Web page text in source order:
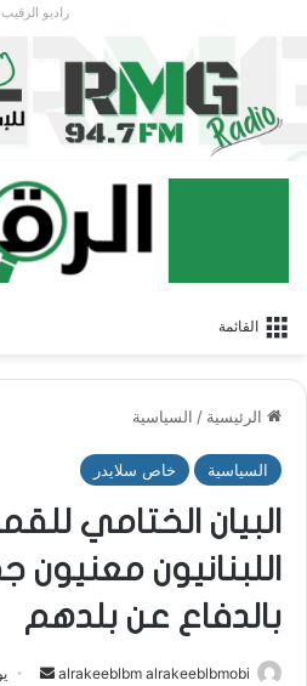
راديو الرقيب
القائمة
الرئيسية / السياسية
السياسية خاص سلايدر
البيان الختامي
اللبنانيون
بالدفاع عن بلدهم
alrakeeblbm alrakeeblbmobi
أرسل